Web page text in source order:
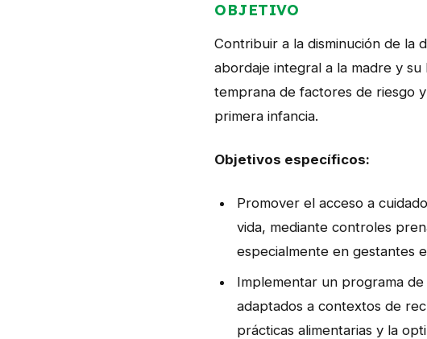
OBJETIVO
Contribuir a la disminución de la
abordaje integral a la madre y
temprana de factores de riesgo
primera infancia.
Objetivos específicos:
Promover el acceso a
vida, mediante controles
especialmente en gestantes
Implementar un programa
adaptados a contextos de
prácticas alimentarias y la